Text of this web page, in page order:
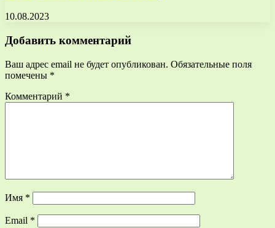
10.08.2023
Добавить комментарий
Ваш адрес email не будет опубликован. Обязательные поля
помечены *
Комментарий *
Имя *
Email *